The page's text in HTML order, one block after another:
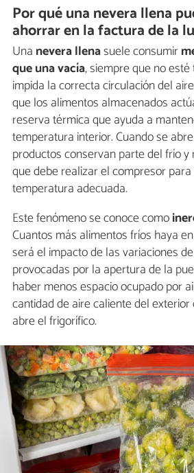
Por qué una nevera llena
ahorrar en la factura de la
Una nevera llenasuele consumir
que una vacía, siempre que no
impida la correcta circulación del
que los alimentos almacenados
reserva térmica que ayuda a
temperatura interior. Cuando se
productos conservan parte del frío
que debe realizar el compresor
temperatura adecuada.
Este fenómeno se conoce como
Cuantos más alimentos fríos haya
será el impacto de las variaciones
provocadas por la apertura de la
haber menos espacio ocupado por
cantidad de aire caliente del
abre el frigorífico.